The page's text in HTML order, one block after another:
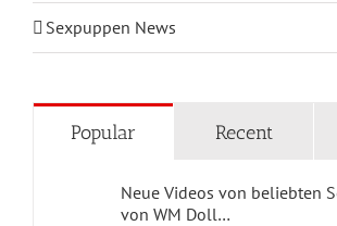
Sexpuppen News
Popular Recent
Neue Videos von beliebten
von WM Doll…
KATEGORIEN
Geschichten mit Sexpuppen